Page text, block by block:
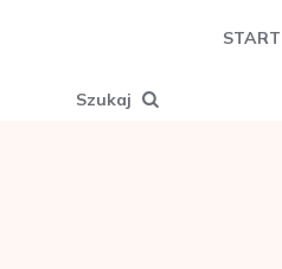
START
Szukaj